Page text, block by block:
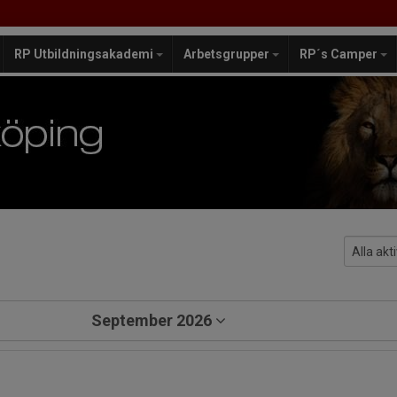
RP Utbildningsakademi Arbetsgrupper RP´s Camper
September 2026